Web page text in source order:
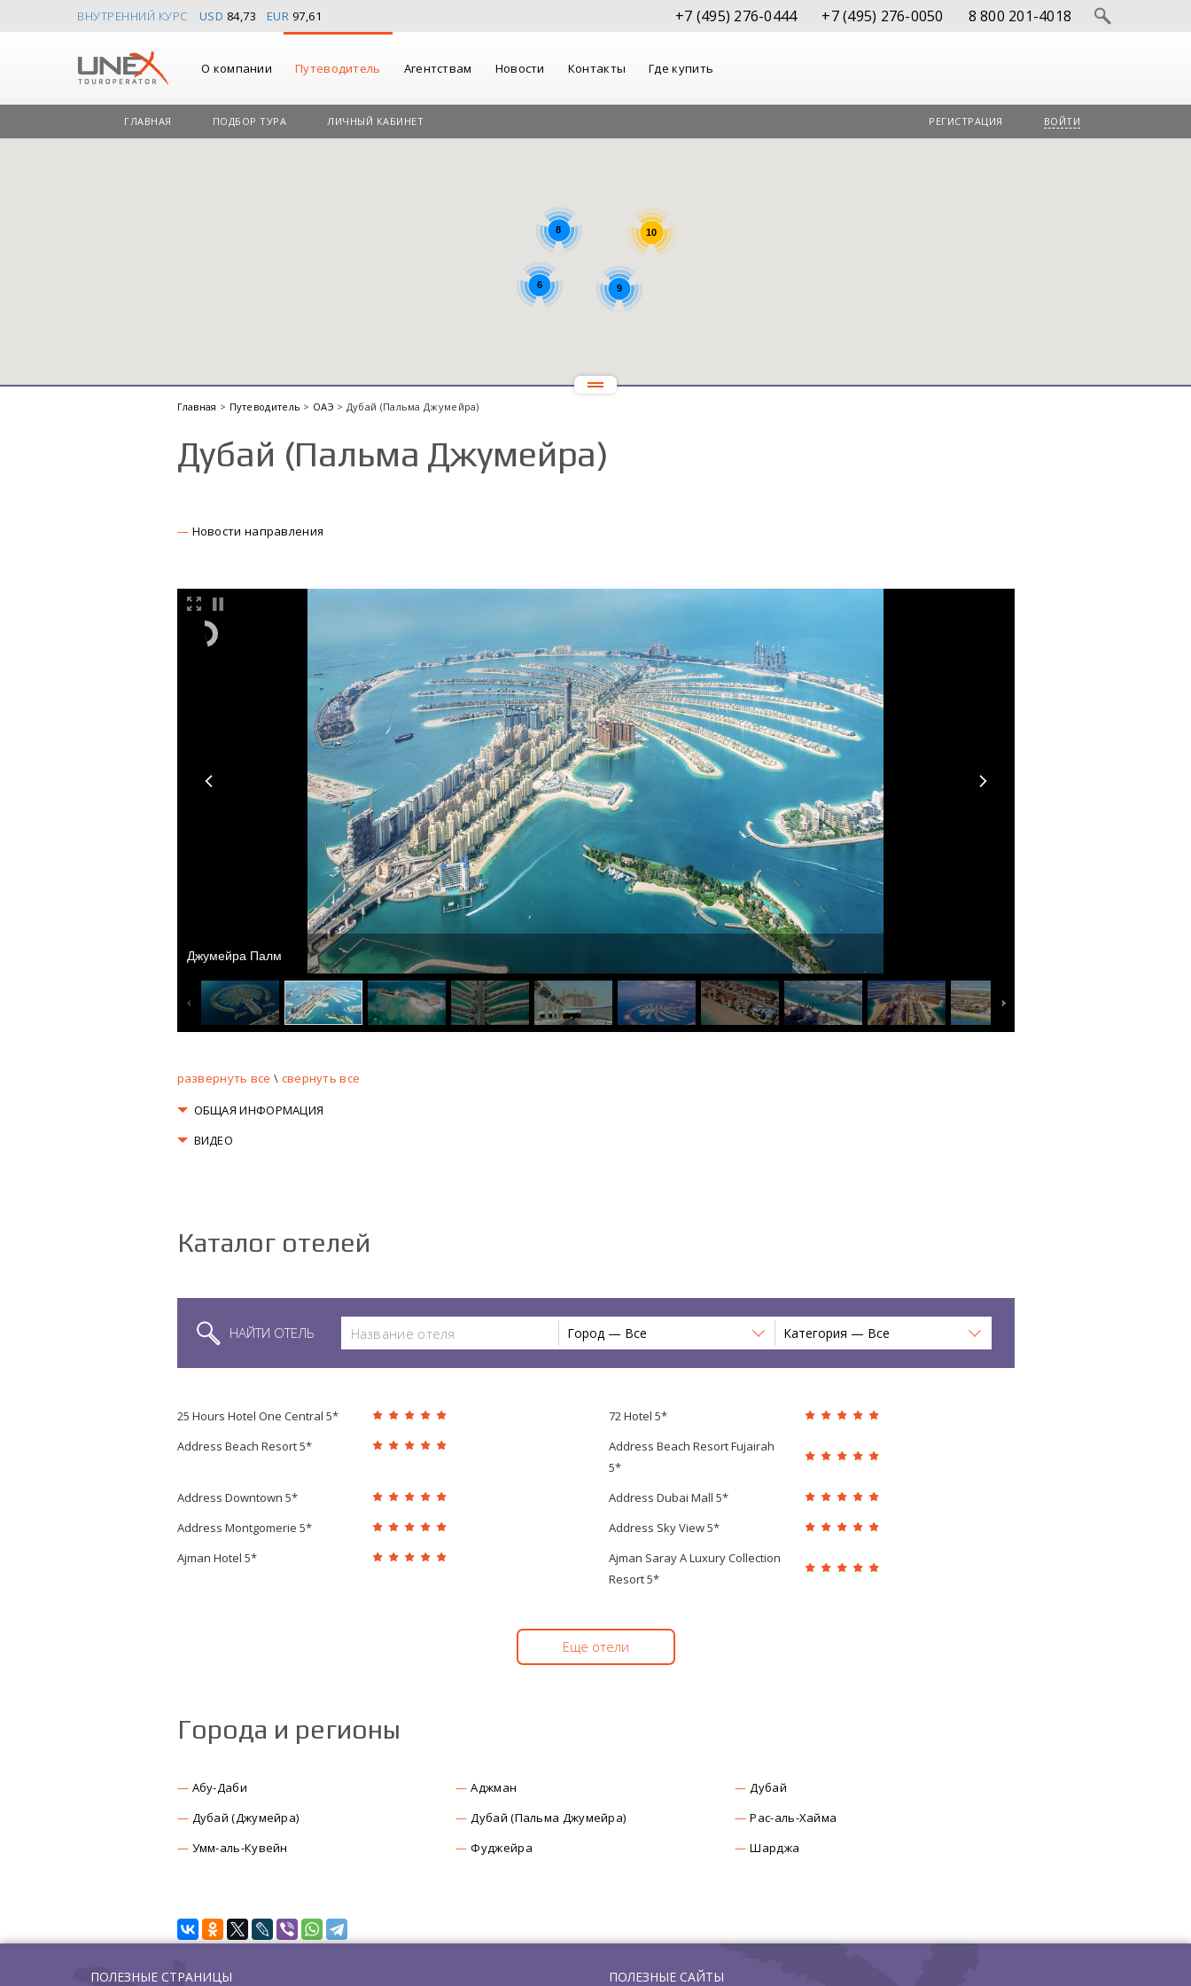
ВНУТРЕННИЙ КУРС USD 84,73 EUR 97,61 +7 (495) 276-0444 +7 (495) 276-0050 8 800 201-4018
О компании Путеводитель Агентствам Новости Контакты Где купить
ГЛАВНАЯ ПОДБОР ТУРА ЛИЧНЫЙ КАБИНЕТ РЕГИСТРАЦИЯ ВОЙТИ
10
8
9
6
Главная > Путеводитель > ОАЭ > Дубай (Пальма Джумейра)
Дубай (Пальма Джумейра)
Новости направления
Джумейра Палм
развернуть все \ свернуть все
ОБЩАЯ ИНФОРМАЦИЯ
ВИДЕО
Каталог отелей
НАЙТИ ОТЕЛЬ Город — Все Категория — Все
25 Hours Hotel One Central 5*
72 Hotel 5*
Address Beach Resort 5*
Address Beach Resort Fujairah
5*
Address Downtown 5*
Address Dubai Mall 5*
Address Montgomerie 5*
Address Sky View 5*
Ajman Hotel 5*
Ajman Saray A Luxury Collection
Resort 5*
Еще отели
Города и регионы
Абу-Даби Аджман
Дубай
Дубай (Джумейра)
Дубай (Пальма Джумейра)
Рас-аль-Хайма
Умм-аль-Кувейн
Фуджейра Шарджа
ПОЛЕЗНЫЕ СТРАНИЦЫ ПОЛЕЗНЫЕ САЙТЫ